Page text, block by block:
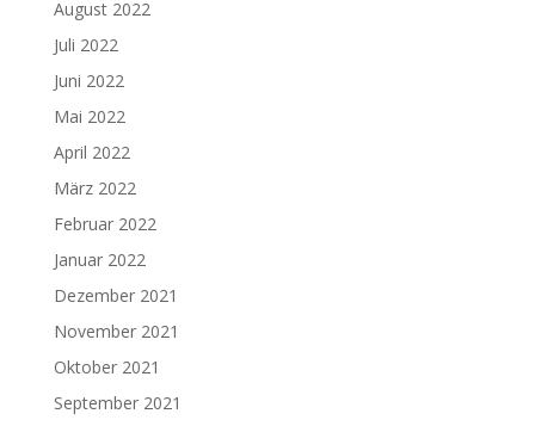
August 2022
Juli 2022
Juni 2022
Mai 2022
April 2022
März 2022
Februar 2022
Januar 2022
Dezember 2021
November 2021
Oktober 2021
September 2021